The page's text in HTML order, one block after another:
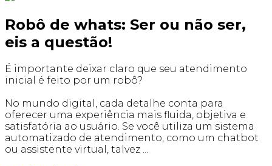
Robô de whats: Ser ou não ser,
eis a questão!
É importante deixar claro que seu atendimento
inicial é feito por um robô?
No mundo digital, cada detalhe conta para
oferecer uma experiência mais fluida, objetiva e
satisfatória ao usuário. Se você utiliza um sistema
automatizado de atendimento, como um chatbot
ou assistente virtual, talvez ...